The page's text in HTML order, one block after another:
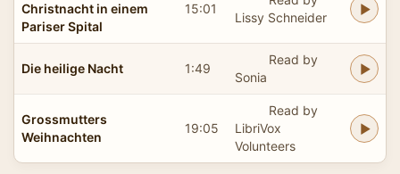
Christnacht in einem
Pariser Spital
15:01
Lissy Schneider
Die heilige Nacht 1:49
Read by
Sonia
Grossmutters
Weihnachten
19:05
Read by
LibriVox
Volunteers